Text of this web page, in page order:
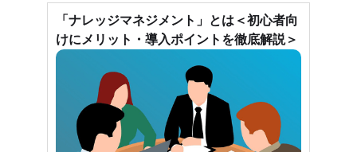
「ナレッジマネジメント」とは＜初心者向
けにメリット・導入ポイントを徹底解説＞